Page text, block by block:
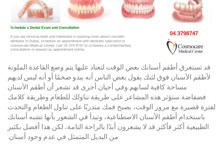
قد تستغرق أطقم أسنانك بعض الوقت لتعتاد عليها.يتم وضع القاعدة الملونة
لأطقم الأسنان فوق لثتك.يقول بعض الناس أنه يبدو ضخمًا أو أنه ليس لديهم
مساحة كافية لسانهم.وفي أحيان أخرى قد تشعر أن أطقم الأسنان
فضفاضة.ستؤثر هذه المشاعر على طريقة تناولك للطعام وطريقة كلامك
لفترة قصيرة.مع مرور الوقت، يصبح فمك متدربًا على تناول الطعام والتحدث
باستخدام أطقم الأسنان الاصطناعية، وتبدأ في الشعور بأنها تشبه أسنانك
الطبيعية أكثر فأكثر.قد لا يشعرون أبدًا بالراحة التامة، لكن هذا أفضل بكثير
من البديل المتمثل في عدم وجود أسنان.